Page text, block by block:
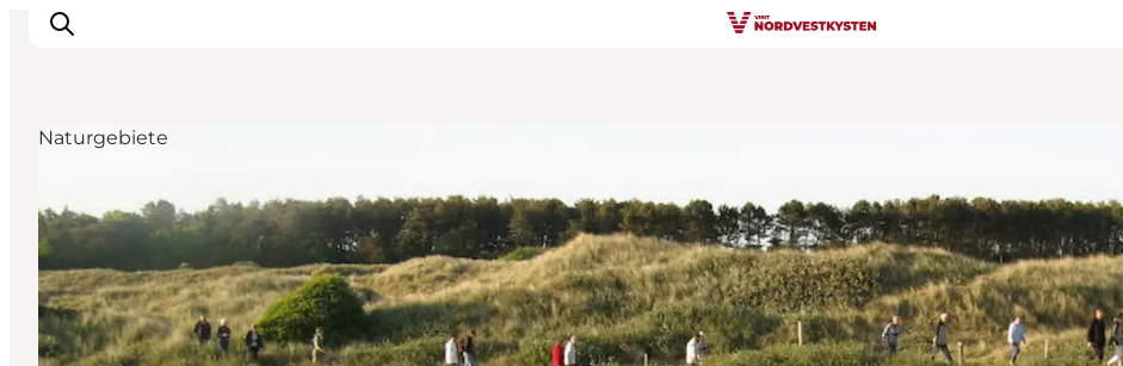
Urlaubsorte
Inspiration
Events
Unterkunft
Mach deine Urlaubsplanung
Naturgebiete